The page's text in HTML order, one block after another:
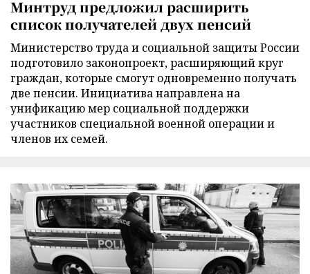
Минтруд предложил расширить
список получателей двух пенсий
Министерство труда и социальной защиты России
подготовило законопроект, расширяющий круг
граждан, которые смогут одновременно получать
две пенсии. Инициатива направлена на
унификацию мер социальной поддержки
участников специальной военной операции и
членов их семей.